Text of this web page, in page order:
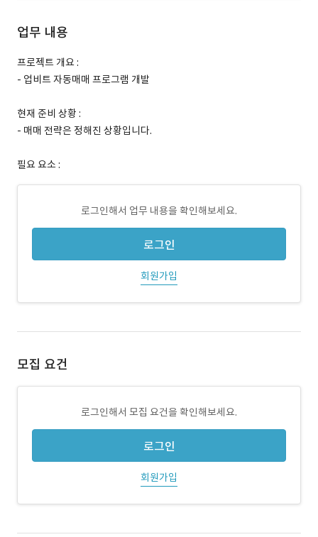
업무 내용
프로젝트 개요 :
- 업비트 자동매매 프로그램 개발
현재 준비 상황 :
- 매매 전략은 정해진 상황입니다.
필요 요소 :
로그인해서 업무 내용을 확인해보세요.
로그인
회원가입
모집 요건
로그인해서 모집 요건을 확인해보세요.
로그인
회원가입